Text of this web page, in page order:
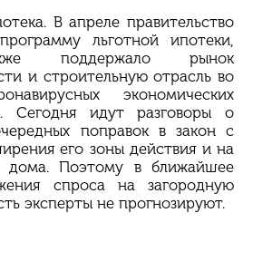
В апреле правительство
льготной ипотеки,
поддержало рынок
и строительную отрасль во
экономических
Сегодня идут разговоры о
поправок в закон с
его зоны действия и на
дома. Поэтому в ближайшее
спроса на загородную
эксперты не прогнозируют.